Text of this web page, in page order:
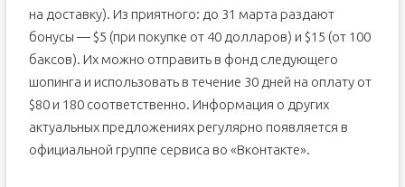
на доставку). Из приятного: до 31 марта раздают
бонусы — $5 (при покупке от 40 долларов) и $15 (от 100
баксов). Их можно отправить в фонд следующего
шопинга и использовать в течение 30 дней на оплату от
$80 и 180 соответственно. Информация о других
актуальных предложениях регулярно появляется в
официальной группе сервиса во «Вконтакте».